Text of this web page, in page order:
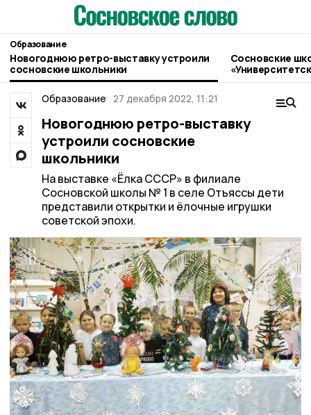
Образование
Новогоднюю ретро-выставку устроили
сосновские школьники
Сосновские
Образование 27 декабря 2022, 11:21
Новогоднюю ретро-выставку
устроили сосновские
школьники
На выставке «Ёлка СССР» в филиале
Сосновской школы № 1 в селе Отъяссы дети
представили открытки и ёлочные игрушки
советской эпохи.